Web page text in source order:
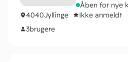
Åben for nye
4040Jyllinge
Ikke anmeldt
3brugere